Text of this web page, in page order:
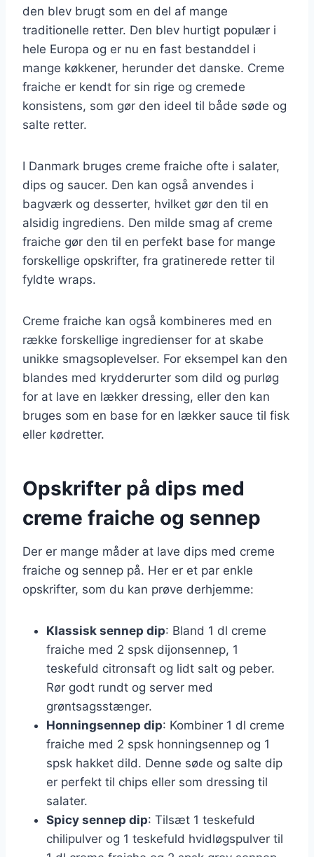
den blev brugt som en del af mange
traditionelle retter. Den blev hurtigt populær i
hele Europa og er nu en fast bestanddel i
mange køkkener, herunder det danske. Creme
fraiche er kendt for sin rige og cremede
konsistens, som gør den ideel til både søde og
salte retter.
I Danmark bruges creme fraiche ofte i salater,
dips og saucer. Den kan også anvendes i
bagværk og desserter, hvilket gør den til en
alsidig ingrediens. Den milde smag af creme
fraiche gør den til en perfekt base for mange
forskellige opskrifter, fra gratinerede retter til
fyldte wraps.
Creme fraiche kan også kombineres med en
række forskellige ingredienser for at skabe
unikke smagsoplevelser. For eksempel kan den
blandes med krydderurter som dild og purløg
for at lave en lækker dressing, eller den kan
bruges som en base for en lækker sauce til fisk
eller kødretter.
Opskrifter på dips med
creme fraiche og sennep
Der er mange måder at lave dips med creme
fraiche og sennep på. Her er et par enkle
opskrifter, som du kan prøve derhjemme:
Klassisk sennep dip: Bland 1 dl creme
fraiche med 2 spsk dijonsennep, 1
teskefuld citronsaft og lidt salt og peber.
Rør godt rundt og server med
grøntsagsstænger.
Honningsennep dip: Kombiner 1 dl creme
fraiche med 2 spsk honningsennep og 1
spsk hakket dild. Denne søde og salte dip
er perfekt til chips eller som dressing til
salater.
Spicy sennep dip: Tilsæt 1 teskefuld
chilipulver og 1 teskefuld hvidløgspulver til